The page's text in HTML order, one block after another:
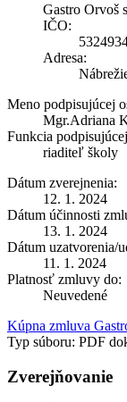
Gastro Orvoš
IČO:
Adresa:
Meno podpisujúcej
Mgr.Adriana
Funkcia
riaditeľ školy
Dátum zverejnenia:
12. 1. 2024
Dátum účinnosti
13. 1. 2024
Dátum uzatvorenia/
11. 1. 2024
Platnosť zmluvy do:
Neuvedené
Kúpna zmluva
Typ súboru: PDF
Zverejňovanie